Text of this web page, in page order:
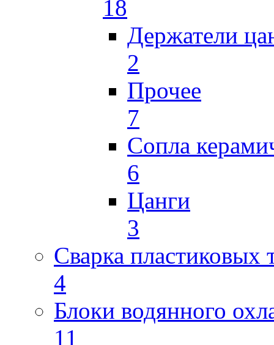
18
Держатели
2
Прочее
7
Сопла
6
Цанги
3
Сварка пластиковых
4
Блоки водянного
11